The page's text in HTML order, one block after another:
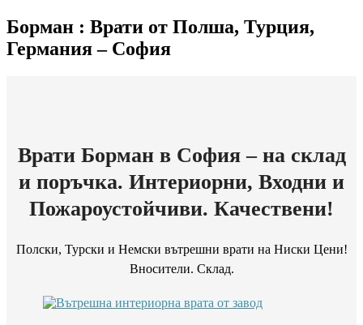
Борман : Врати от Полша, Турция,
Германия – София
Врати Борман в София – на склад
и поръчка. Интериорни, Входни и
Пожароустойчиви. Качествени!
Полски, Турски и Немски вътрешни врати на Ниски Цени!
Вносители. Склад.